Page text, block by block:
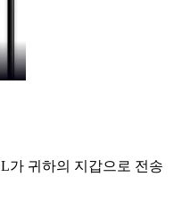
가 귀하의 지갑으로 전송